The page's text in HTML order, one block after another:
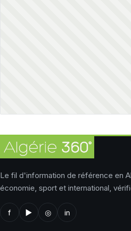
Le fil d'information de référence en
économie, sport et international,
f ▶ ◎ in